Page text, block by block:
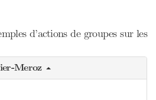
d’actions de groupes sur les
Meroz